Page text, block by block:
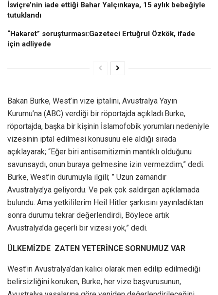
İsviçre’nin iade ettiği Bahar Yalçınkaya, 15 aylık bebeğiyle
tutuklandı
“Hakaret” soruşturması:Gazeteci Ertuğrul Özkök, ifade
için adliyede
Bakan Burke, West’in vize iptalini, Avustralya Yayın
Kurumu’na (ABC) verdiği bir röportajda açıkladı.Burke,
röportajda, başka bir kişinin İslamofobik yorumları nedeniyle
vizesinin iptal edilmesi konusunu ele aldığı sırada
açıklayarak; “Eğer biri antisemitizmin mantıklı olduğunu
savunsaydı, onun buraya gelmesine izin vermezdim,” dedi.
Burke, West’in durumuyla ilgili; ” Uzun zamandır
Avustralya’ya geliyordu. Ve pek çok saldırgan açıklamada
bulundu. Ama yetkililerim Heil Hitler şarkısını yayınladıktan
sonra durumu tekrar değerlendirdi, Böylece artık
Avustralya’da geçerli bir vizesi yok,” dedi.
ÜLKEMİZDE ZATEN YETERİNCE SORNUMUZ VAR
West’in Avustralya’dan kalıcı olarak men edilip edilmediği
belirsizliğini koruken, Burke, her vize başvurusunun,